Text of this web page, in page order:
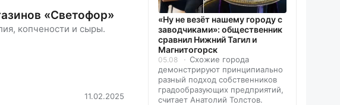
«Светофор»
копчености и сыры.
11.02.2025
«Ну не везёт нашему городу с
заводчиками»: общественник
сравнил Нижний Тагил и
Магнитогорск
05.08
Схожие города
демонстрируют принципиально
разный подход собственников
градообразующих предприятий,
считает Анатолий Толстов.